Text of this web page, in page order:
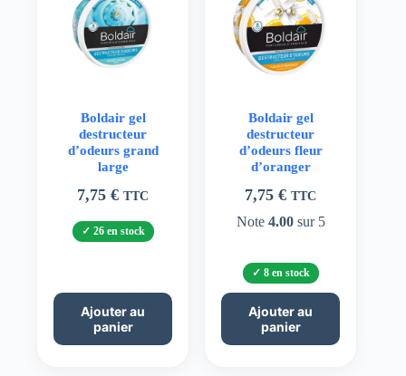
Boldair gel
destructeur
d’odeurs grand
large
7,75€ TTC
26 en stock
Ajouter au
panier
Boldair gel
destructeur
d’odeurs fleur
d’oranger
7,75€ TTC
Note 4.00sur 5
8 en stock
Ajouter au
panier